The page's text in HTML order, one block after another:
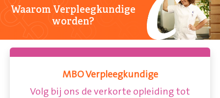
Waarom Verpleegkundige
worden?
MBO Verpleegkundige
Volg bij ons de verkorte opleiding tot